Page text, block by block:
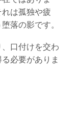
は孤独や疲
落の影です。
口付けを交わ
必要がありま